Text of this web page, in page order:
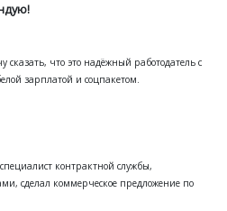
что это надёжный работодатель с
зарплатой и соцпакетом.
контрактной службы,
сделал коммерческое предложение по